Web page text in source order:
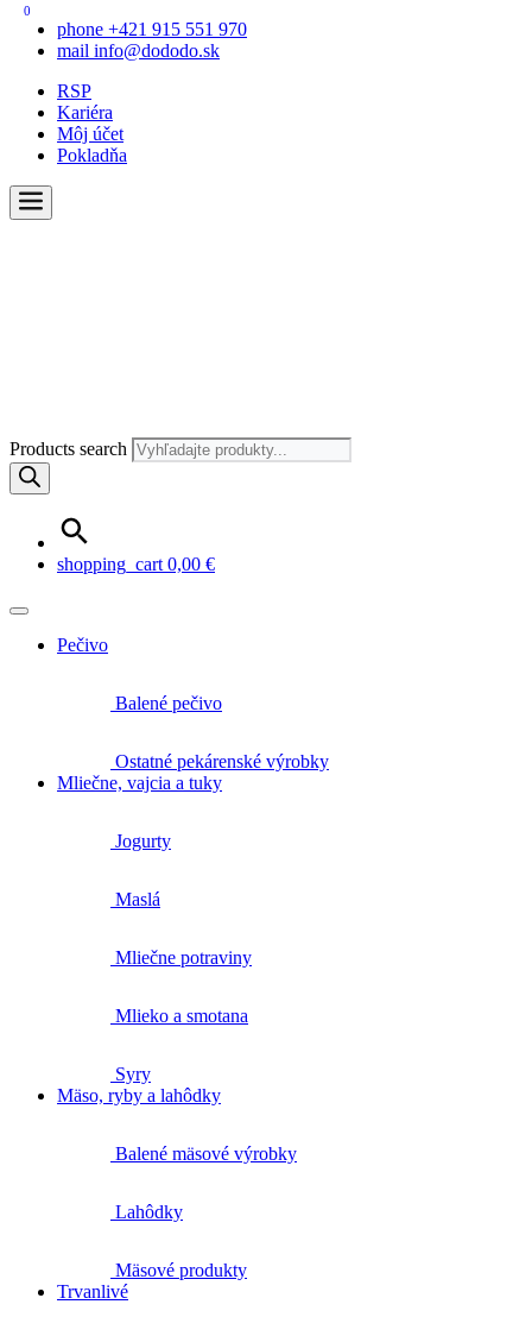
phone +421 915 551 970
mail info@dododo.sk
RSP
Kariéra
Môj účet
Pokladňa
Products search
0
shopping_cart 0,00 €
Pečivo
Balené pečivo
Ostatné pekárenské výrobky
Mliečne, vajcia a tuky
Jogurty
Maslá
Mliečne potraviny
Mlieko a smotana
Syry
Mäso, ryby a lahôdky
Balené mäsové výrobky
Lahôdky
Mäsové produkty
Trvanlivé